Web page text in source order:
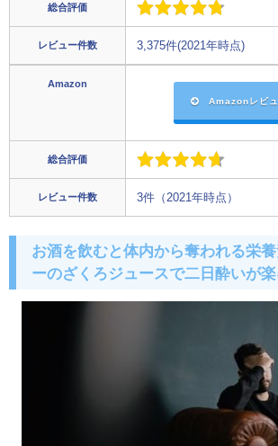
総合評価
レビュー件数 3,375件(2021年時点)
Amazon
Amazonレビ
総合評価
レビュー件数 3件（2021年時点）
お酒を飲むと体内から奪われる栄
ーのざくろジュースで二日酔いが楽